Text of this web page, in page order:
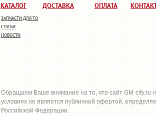
КАТАЛОГ
ЗАПЧАСТИ ДЛЯ ТО
СТАТЬИ
НОВОСТИ
ДОСТАВКА ОПЛАТА
Обращаем Ваше внимание на то, что сайт GM-city.ru
условиях не является публичной офертой,
Российской Федерации.